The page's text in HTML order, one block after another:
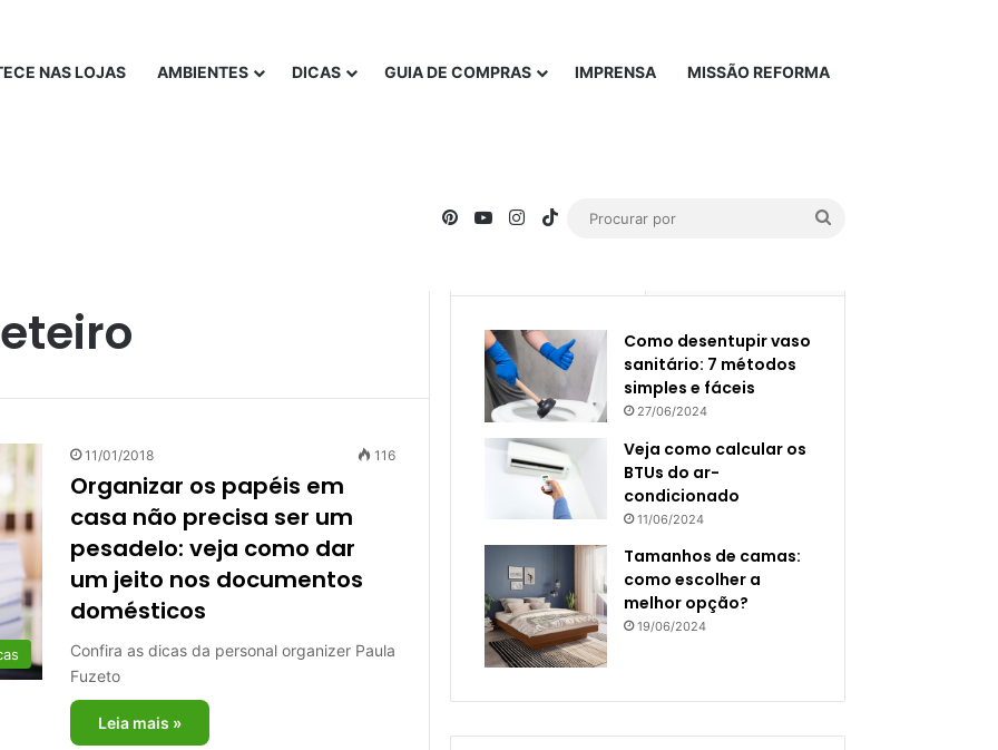
NAS LOJAS AMBIENTES DICAS GUIA DE COMPRAS IMPRENSA MISSÃO REFORMA
PinterestYouTubeInstagram
TikTok
11/01/2018 116
Organizar os papéis em
casa não precisa ser um
pesadelo: veja como dar
um jeito nos documentos
domésticos
Confira as dicas da personal organizer Paula
Fuzeto
Leia mais »
Como desentupir vaso
sanitário: 7 métodos
simples e fáceis
27/06/2024
Veja como calcular os
BTUs do ar-
condicionado
11/06/2024
Tamanhos de camas:
como escolher a
melhor opção?
19/06/2024